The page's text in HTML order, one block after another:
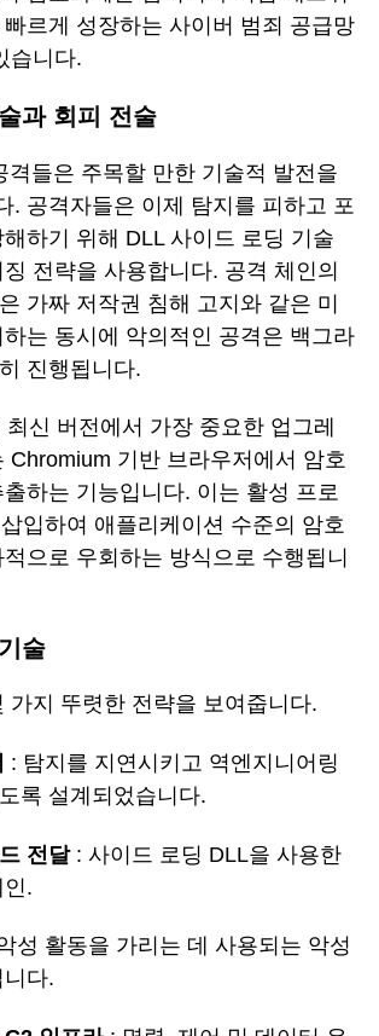
르게 성장하는 사이버 범죄 공급망
습니다.
과 회피 전술
격들은 주목할 만한 기술적 발전을
. 공격자들은 이제 탐지를 피하고 포
하기 위해 DLL 사이드 로딩 기술
전략을 사용합니다. 공격 체인의
가짜 저작권 침해 고지와 같은 미
는 동시에 악의적인 공격은 백그라
진행됩니다.
신 버전에서 가장 중요한 업그레
Chromium 기반 브라우저에서 암호
하는 기능입니다. 이는 활성 프로
입하여 애플리케이션 수준의 암호
으로 우회하는 방식으로 수행됩니
술
가지 뚜렷한 전략을 보여줍니다.
: 탐지를 지연시키고 역엔지니어링
록 설계되었습니다.
전달: 사이드 로딩 DLL을 사용한
.
성 활동을 가리는 데 사용되는 악성
다.